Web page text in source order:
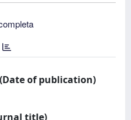
of publication)
title)